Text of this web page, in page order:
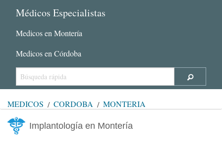
Médicos Especialistas
Medicos en Montería
Medicos en Córdoba
MÉDICOS CÓRDOBA MONTERÍA
Implantología en Montería